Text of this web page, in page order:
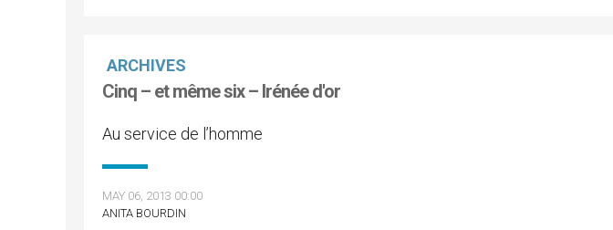
ARCHIVES
Cinq – et même six – Irénée d'or
Au service de l’homme
MAY 06, 2013 00:00
ANITA BOURDIN